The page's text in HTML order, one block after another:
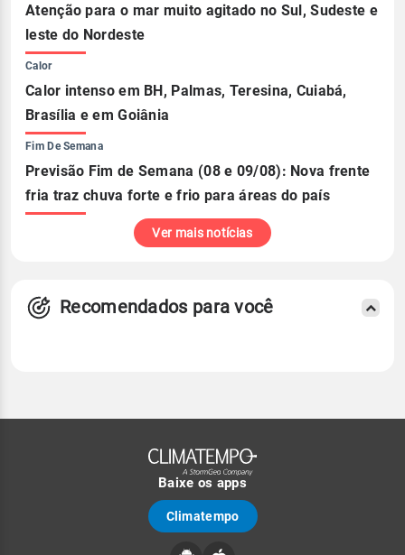
Atenção para o mar muito agitado no Sul, Sudeste e
leste do Nordeste
Calor
Calor intenso em BH, Palmas, Teresina, Cuiabá,
Brasília e em Goiânia
Fim De Semana
Previsão Fim de Semana (08 e 09/08): Nova frente
fria traz chuva forte e frio para áreas do país
Ver mais notícias
Recomendados para você
Baixe os apps
Climatempo